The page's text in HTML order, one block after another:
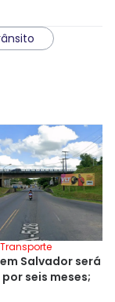
Salvador será
seis meses;